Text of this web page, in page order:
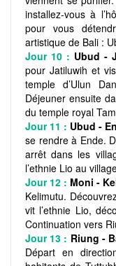
installez-vous à
pour vous
artistique de Bali :
Jour 10 : Ubud -
pour Jatiluwih et
temple d’Ulun
Déjeuner ensuite
du temple royal
Jour 11 : Ubud -
se rendre à Ende.
arrêt dans les
l’ethnie Lio au
Jour 12 : Moni -
Kelimutu.
vit l’ethnie Lio,
Continuation vers
Jour 13 : Riung -
Départ en